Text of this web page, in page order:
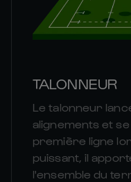
TALONNEUR
Le talonneur
alignements et
première ligne
puissant, il
l'ensemble du